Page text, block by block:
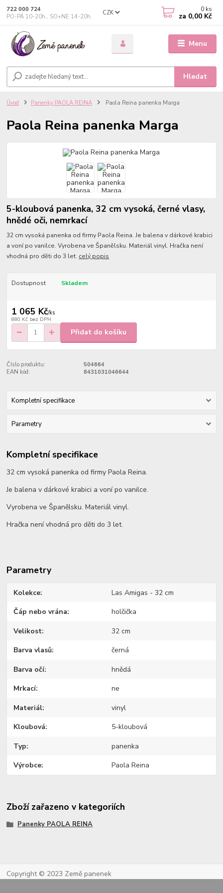
Menu
CZK
Hledat
722 000 724
PO-PÁ 10-20h., SO+NE 14-20h.
0 ks
za 0,00 Kč
Úvod Panenky PAOLA REINA Paola Reina panenka Marga
Paola Reina panenka Marga
5-kloubová panenka, 32 cm vysoká, černé vlasy,
hnědé oči, nemrkací
32 cm vysoká panenka od firmy Paola Reina. Je balena v dárkové krabici
a voní po vanilce. Vyrobena ve Španělsku. Materiál vinyl. Hračka není
vhodná pro děti do 3 let. celý popis
Dostupnost Skladem
1 065 Kč/ks
880 Kč bez DPH
Přidat do košíku
Číslo produktu:
504664
EAN kód:
8431031046644
Kompletní specifikace
Parametry
Kompletní specifikace
32 cm vysoká panenka od firmy Paola Reina.
Je balena v dárkové krabici a voní po vanilce.
Vyrobena ve Španělsku. Materiál vinyl.
Hračka není vhodná pro děti do 3 let.
Parametry
Kolekce Las Amigas - 32 cm
Čáp nebo vrána holčička
Velikost 32 cm
Barva vlasů černá
Barva očí hnědá
Mrkací ne
Materiál vinyl
Kloubová 5-kloubová
Typ panenka
Výrobce Paola Reina
Zboží zařazeno v kategoriích
Panenky PAOLA REINA
Copyright © 2023 Země panenek